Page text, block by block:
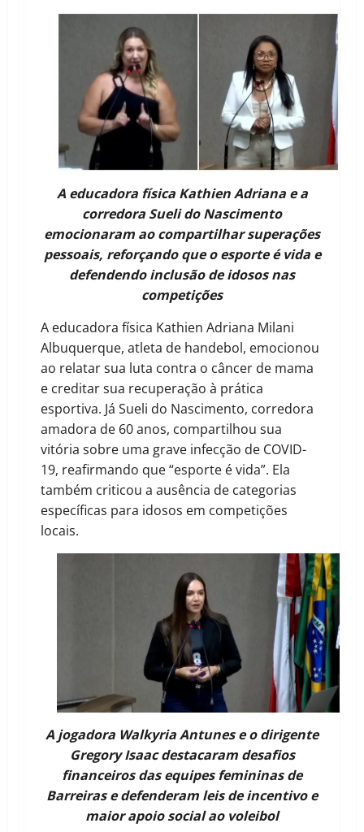
A educadora física Kathien Adriana e a
corredora Sueli do Nascimento
emocionaram ao compartilhar superações
pessoais, reforçando que o esporte é vida e
defendendo inclusão de idosos nas
competições
A educadora física Kathien Adriana Milani
Albuquerque, atleta de handebol, emocionou
ao relatar sua luta contra o câncer de mama
e creditar sua recuperação à prática
esportiva. Já Sueli do Nascimento, corredora
amadora de 60 anos, compartilhou sua
vitória sobre uma grave infecção de COVID-
19, reafirmando que “esporte é vida”. Ela
também criticou a ausência de categorias
específicas para idosos em competições
locais.
A jogadora Walkyria Antunes e o dirigente
Gregory Isaac destacaram desafios
financeiros das equipes femininas de
Barreiras e defenderam leis de incentivo e
maior apoio social ao voleibol